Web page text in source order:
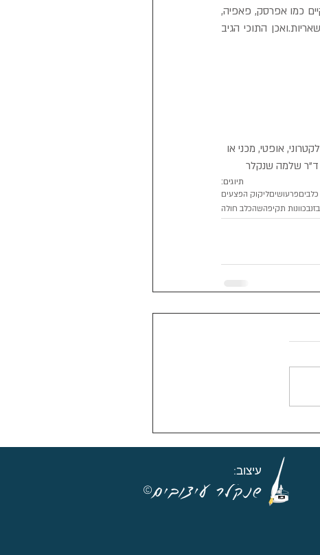
אופטי, מכני או
שלמה שנקלר
תיוגים:
פרעושיםליקוק הפצעים
כוונות תקיפהשהכלב חולה
עיצוב:
©